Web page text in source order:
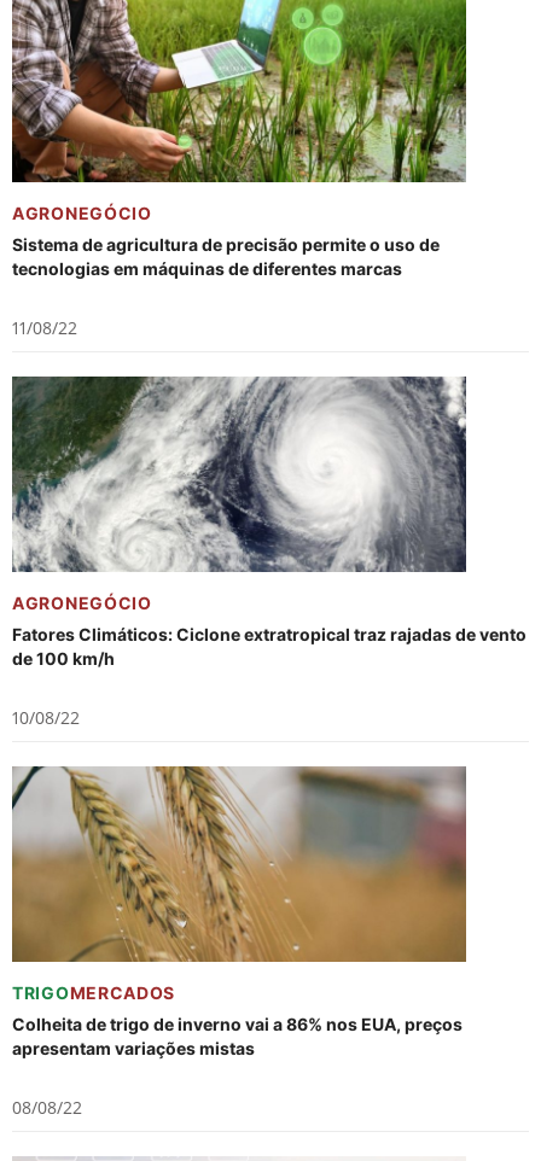
AGRONEGÓCIO
Sistema de agricultura de precisão permite o uso de
tecnologias em máquinas de diferentes marcas
11/08/22
AGRONEGÓCIO
Fatores Climáticos: Ciclone extratropical traz rajadas de vento
de 100 km/h
10/08/22
TRIGOMERCADOS
Colheita de trigo de inverno vai a 86% nos EUA, preços
apresentam variações mistas
08/08/22